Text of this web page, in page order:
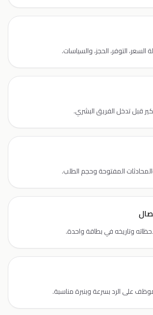
السعر، التوفر، الحجز، والسياسات.
قبل تدخل الفريق البشري.
المفتوحة وحجم الطلب.
وتاريخه في بطاقة واحدة.
على الرد بسرعة وبنبرة مناسبة.